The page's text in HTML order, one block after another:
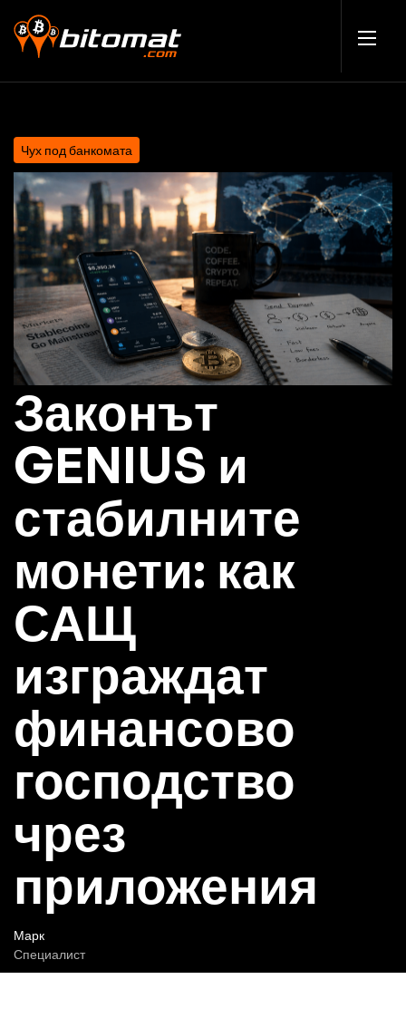
Чух под банкомата
Законът
GENIUS и
стабилните
монети: как
САЩ
изграждат
финансово
господство
чрез
приложения
Марк
Специалист